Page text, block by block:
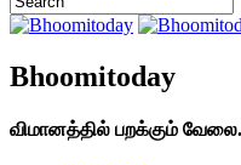
Bhoomitoday
விமானத்தில் பறக்கும்